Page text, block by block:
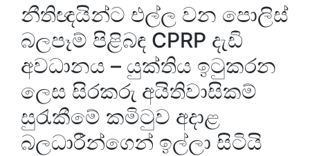
නීතිඥයින්ට එල්ල වන පොලිස්
බලපෑම් පිළිබඳ CPRP දැඩි
අවධානය – යුක්තිය ඉටුකරන
ලෙස සිරකරු අයිතිවාසිකම්
සුරැකීමේ කමිටුව අදාළ
බලධාරීන්ගෙන් ඉල්ලා සිටියි